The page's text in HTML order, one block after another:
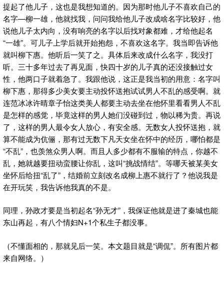
提起了他儿子，这也是我想知道的。因为那时他儿子不喜欢自己的
名字—柳一雄，他就找我，问问我给他儿子改成啥名字比较好，他
说他儿子太内向，没有响亮的名字以后找对象都难，才给他起名
“一雄”。可儿子上学后就开始抱怨，不喜欢这名字。我当即告诉他
就叫柳下惠。他听后一笑了之。具体后来改成什么名字，我没打
听。三十多年过去了再见面，快四十岁的儿子真的还没接触过女
性，他两口子就着急了。我跟他说，这正是我当初的用意：名字叫
柳下惠，那得多少美女要主动投怀送抱试试男人不乱的感受啊。就
连范冰冰许晴章子怡这类美人都要主动去坐在他怀里看看男人不乱
是怎样的感觉，毕竟这样的男人她们没碰到过，物以稀为贵。再说
了，这样的男人最令女人放心，有安全感。无数女人投怀送抱，就
算不能成为伉俪，那有过无数下凡天女坐在怀中的经历，哪怕都是
“不乱”，也羡煞众男人啊。而且人多少都有不服输的特点，你越不
乱，她就越要扭动蛮腰让你乱，这叫“挑战情结”。等哪天被某美女
坐怀后给扭“乱了”，结婚前立刻改名成柳上惠不就行了？他说我是
在开玩笑，我告诉他我真的不是。
同理，孙政才要是当初起名“孙无才”，我保证他就是进了秦城也能
东山再起，有八个情妇N+1个私生子都没事。
（不懂面相的，那就见后一笑。本文题目就是“调侃”。所有图片都
来自网络。）